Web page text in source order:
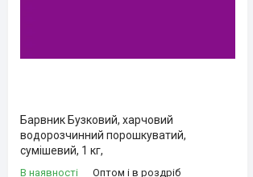
Барвник Бузковий, харчовий
водорозчинний порошкуватий,
сумішевий, 1 кг,
В наявності Оптом і в роздріб